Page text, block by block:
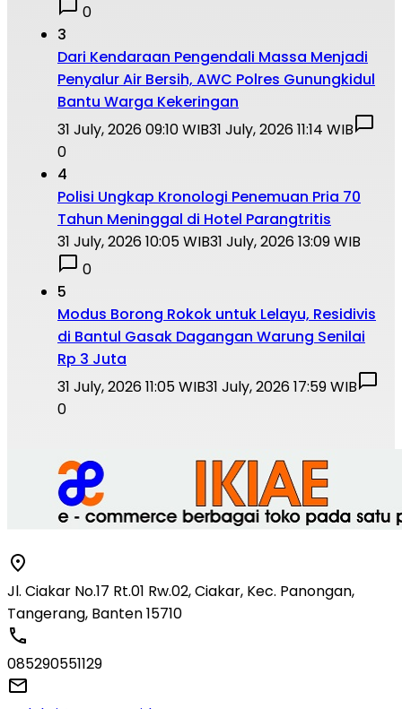
0
3
Dari Kendaraan Pengendali Massa Menjadi
Penyalur Air Bersih, AWC Polres Gunungkidul
Bantu Warga Kekeringan
31 July, 2026 09:10 WIB31 July, 2026 11:14 WIB
0
4
Polisi Ungkap Kronologi Penemuan Pria 70
Tahun Meninggal di Hotel Parangtritis
31 July, 2026 10:05 WIB31 July, 2026 13:09 WIB
0
5
Modus Borong Rokok untuk Lelayu, Residivis
di Bantul Gasak Dagangan Warung Senilai
Rp 3 Juta
31 July, 2026 11:05 WIB31 July, 2026 17:59 WIB
0
Jl. Ciakar No.17 Rt.01 Rw.02, Ciakar, Kec. Panongan,
Tangerang, Banten 15710
085290551129